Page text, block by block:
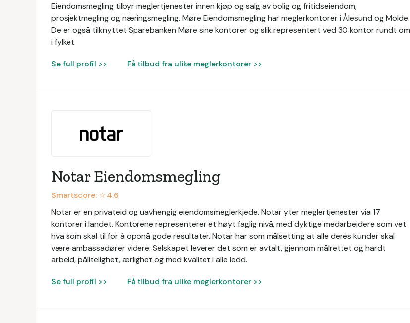
Eiendomsmegling tilbyr meglertjenester innen kjøp og salg av bolig og fritidseiendom,
prosjektmegling og næringsmegling. Møre Eiendomsmegling har meglerkontorer i Ålesund og Molde.
De er også tilknyttet Sparebanken Møre sine kontorer og slik representert ved 30 kontor rundt om
i fylket.
Se full profil >> Få tilbud fra ulike meglerkontorer >>
Notar Eiendomsmegling
Smartscore: ☆4.6
Notar er en privateid og uavhengig eiendomsmeglerkjede. Notar yter meglertjenester via 17
kontorer i landet. Kontorene representerer et høyt faglig nivå, med dyktige medarbeidere som vet
hva som skal til for å oppnå gode resultater. Notar har som målsetting at alle deres kunder skal
være ambassadører videre. Selskapet leverer det som er avtalt, gjennom målrettet og hardt
arbeid, pålitelighet, ærlighet og med kvalitet i alle ledd.
Se full profil >> Få tilbud fra ulike meglerkontorer >>